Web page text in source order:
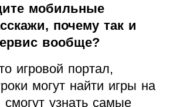
мобильные
почему так и
вообще?
игровой портал,
могут найти игры на
узнать самые